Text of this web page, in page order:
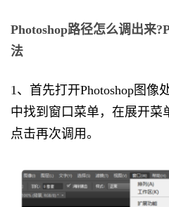
Photoshop路径怎么调出来
法
1、首先打开Photoshop图像
中找到窗口菜单，在展开菜
点击再次调用。